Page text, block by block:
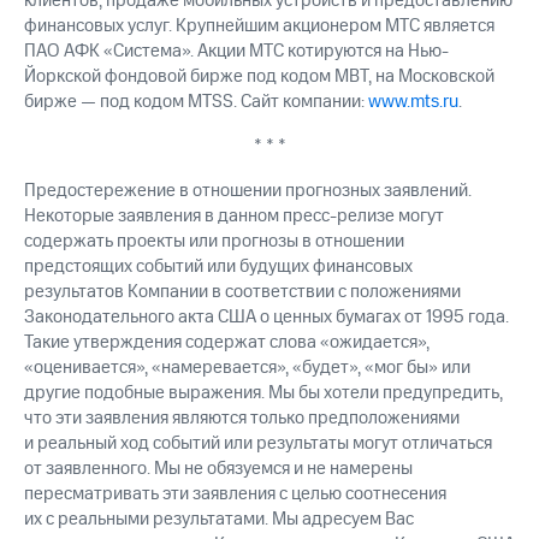
финансовых услуг. Крупнейшим акционером МТС является
ПАО АФК «Система». Акции МТС котируются на Нью-
Йоркской фондовой бирже под кодом MBT, на Московской
бирже — под кодом MTSS. Сайт компании:www.mts.ru.
* * *
Предостережение в отношении прогнозных заявлений.
Некоторые заявления в данном пресс-релизе могут
содержать проекты или прогнозы в отношении
предстоящих событий или будущих финансовых
результатов Компании в соответствии с положениями
Законодательного акта США о ценных бумагах от 1995 года.
Такие утверждения содержат слова «ожидается»,
«оценивается», «намеревается», «будет», «мог бы» или
другие подобные выражения. Мы бы хотели предупредить,
что эти заявления являются только предположениями
и реальный ход событий или результаты могут отличаться
от заявленного. Мы не обязуемся и не намерены
пересматривать эти заявления с целью соотнесения
их с реальными результатами. Мы адресуем Вас